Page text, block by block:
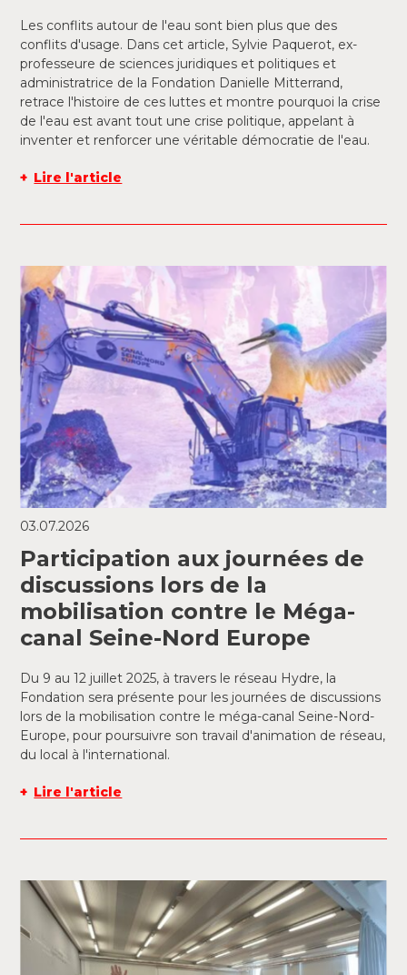
Les conflits autour de l'eau sont bien plus que des
conflits d'usage. Dans cet article, Sylvie Paquerot, ex-
professeure de sciences juridiques et politiques et
administratrice de la Fondation Danielle Mitterrand,
retrace l'histoire de ces luttes et montre pourquoi la crise
de l'eau est avant tout une crise politique, appelant à
inventer et renforcer une véritable démocratie de l'eau.
Lire l'article
03.07.2026
Participation aux journées de
discussions lors de la
mobilisation contre le Méga-
canal Seine-Nord Europe
Du 9 au 12 juillet 2025, à travers le réseau Hydre, la
Fondation sera présente pour les journées de discussions
lors de la mobilisation contre le méga-canal Seine-Nord-
Europe, pour poursuivre son travail d'animation de réseau,
du local à l'international.
Lire l'article